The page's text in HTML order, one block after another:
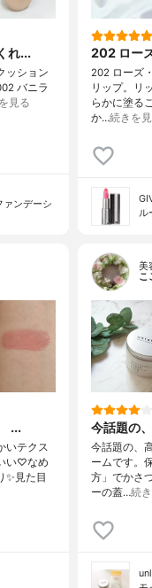
れ...
ッション
バニラ
見る
ァンデーシ
202 ロー
202 ローズ
リップ。リ
らかに塗る
か…続きを
ル
...
いテクス
い♡なめ
✨見た目
美
こ
今話題の
今話題の、
ームです。
方」でかさ
ーの蓋…続